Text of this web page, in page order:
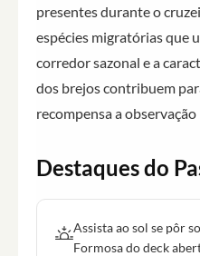
presentes durante o
espécies migratórias que
corredor sazonal e a
dos brejos contribuem
recompensa a
Destaques do
Assista ao sol se pôr
Formosa do deck